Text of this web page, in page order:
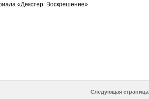
«Декстер: Воскрешение»
Следующая страница